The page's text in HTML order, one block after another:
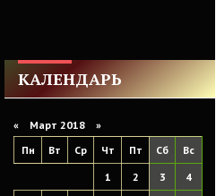
КАЛЕНДАРЬ
« Март 2018 »
Пн
Вт Ср Чт Пт Сб
Вс
1
2 3
4